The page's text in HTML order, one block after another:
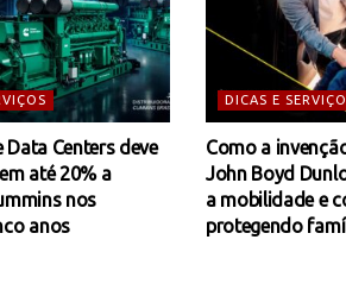
Data Centers deve
até 20% a
nos
anos
DICAS E
Como a
John Boyd
a mobilidade e
protegendo